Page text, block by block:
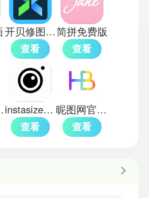
开贝修图软件
查看
简拼免费版
查看
版 instasize中文版
查看
昵图网官方版
查看